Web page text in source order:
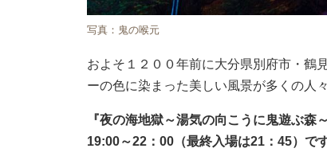
写真：鬼の喉元
およそ１２００年前に大分県別府市・鶴
ーの色に染まった美しい風景が多くの人
『夜の海地獄～湯気の向こうに鬼遊ぶ
19:00～22：00（最終入場は21：45）です